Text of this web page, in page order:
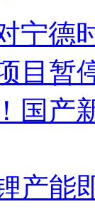
宁德
目暂
国产
产能